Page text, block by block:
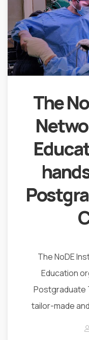
The
The NoDE
Education
Postgraduate
tailor-made